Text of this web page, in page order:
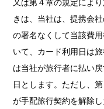
又は第４章の規定によ
きは、当社は、提携会
の署名なくして当該費
いて、カード利用日は
は当社が旅行者に払い
日とします。ただし、
が手配旅行契約を解除